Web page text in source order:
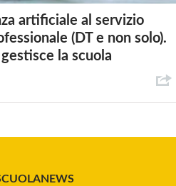
artificiale al servizio
(DT e non solo).
la scuola